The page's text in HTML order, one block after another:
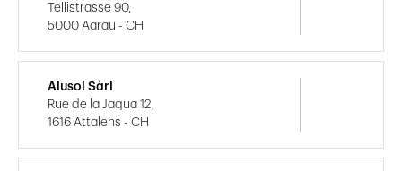
Tellistrasse 90,
5000 Aarau - CH
Alusol Sàrl
Rue de la Jaqua 12,
1616 Attalens - CH